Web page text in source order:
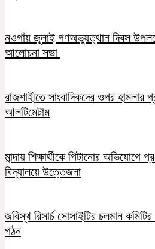
নওগাঁয় জুলাই গণঅভ্যুত্থান দিবস
আলোচনা সভা
রাজশাহীতে সাংবাদিকদের ওপর হামলার
আলটিমেটাম
মান্দায় শিক্ষার্থীকে পিটানোর অভিযোগে
বিদ্যালয়ে উত্তেজনা
জবিস্থ রিসার্চ সোসাইটির চলমান কমিটির
গঠন